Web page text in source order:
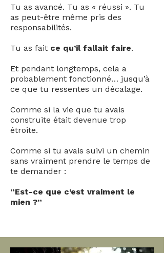
Tu as avancé. Tu as « réussi ». Tu
as peut-être même pris des
responsabilités.
Tu as fait ce qu’il fallait faire.
Et pendant longtemps, cela a
probablement fonctionné… jusqu’à
ce que tu ressentes un décalage.
Comme si la vie que tu avais
construite était devenue trop
étroite.
Comme si tu avais suivi un chemin
sans vraiment prendre le temps de
te demander :
“Est-ce que c’est vraiment le
mien ?”